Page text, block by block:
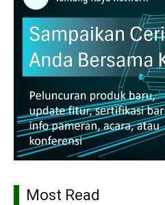
Most Read